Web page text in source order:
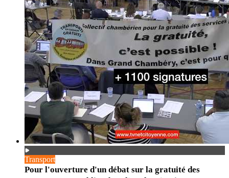
Transport
Pour l'ouverture d'un débat sur la gratuité des